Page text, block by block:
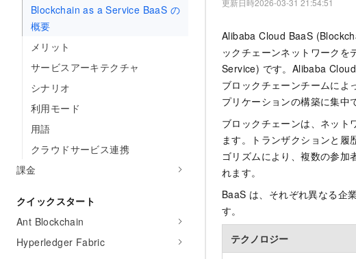
Blockchain as a Service BaaS の
概要
メリット
サービスアーキテクチャ
シナリオ
利用モード
用語
クラウドサービス連携
課金
クイックスタート
Ant Blockchain
Hyperledger Fabric
更新日時2026-03-31 21:54:51
Alibaba Cloud BaaS
ックチェーンネットワーク
Service) です。Alibaba
ブロックチェーンチームによ
プリケーションの構築に集中
ブロックチェーンは、ネット
ます。トランザクションと
ゴリズムにより、複数の参加
れます。
BaaS は、それぞれ異なる企
す。
テクノロジー